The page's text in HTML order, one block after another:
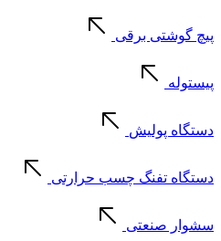
پیچ گوشتی برقی
پیستوله
دستگاه پولیش
دستگاه تفنگ چسب حرارتی
سشوار صنعتی